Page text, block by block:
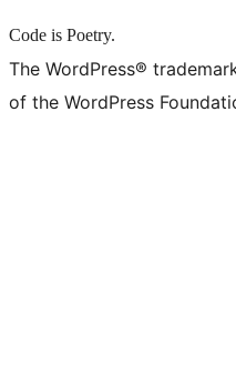
Code is Poetry.
The WordPress®
of the WordPress